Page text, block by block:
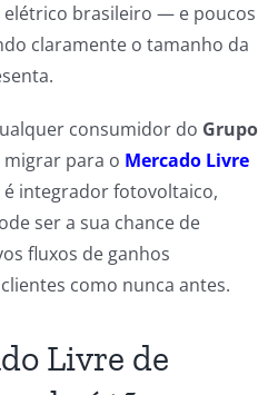
brasileiro — e poucos
claramente o tamanho da
consumidor do Grupo
para o Mercado Livre
é integrador fotovoltaico,
ser a sua chance de
fluxos de ganhos
como nunca antes.
Livre de